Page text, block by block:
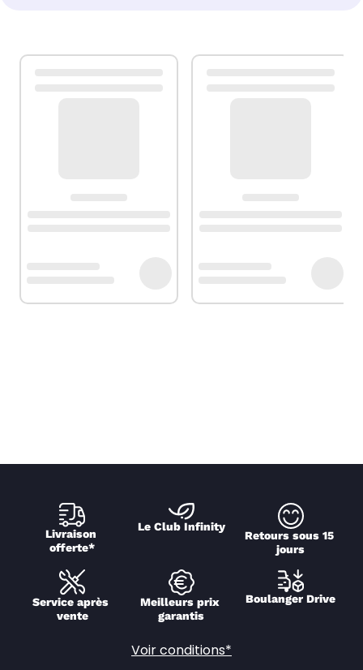
Livraison
offerte*
Le Club Infinity
Retours sous 15
jours
Service après
vente
Meilleurs prix
garantis
Boulanger Drive
Voir conditions*